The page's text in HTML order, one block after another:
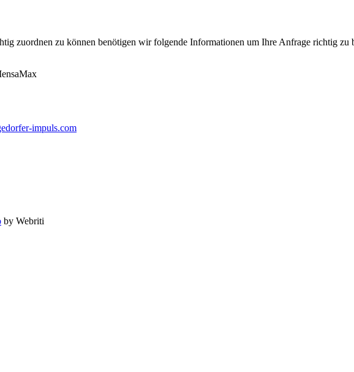
zuordnen zu können benötigen wir folgende Informationen um Ihre Anfrage richtig zu
impuls.com
by Webriti